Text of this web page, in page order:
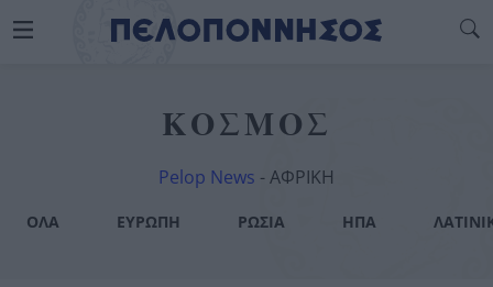
ΚΟΣΜΟΣ
Pelop News -ΑΦΡΙΚΗ
ΟΛΑ ΕΥΡΩΠΗ ΡΩΣΙΑ ΗΠΑ